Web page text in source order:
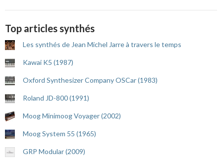
Top articles synthés
Les synthés de Jean Michel Jarre à travers le temps
Kawai K5 (1987)
Oxford Synthesizer Company OSCar (1983)
Roland JD-800 (1991)
Moog Minimoog Voyager (2002)
Moog System 55 (1965)
GRP Modular (2009)